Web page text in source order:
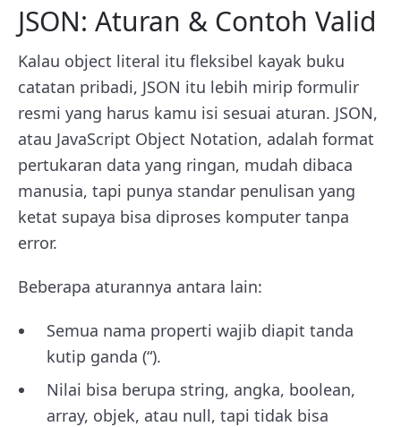
JSON: Aturan & Contoh Valid
Kalau object literal itu fleksibel kayak buku
catatan pribadi, JSON itu lebih mirip formulir
resmi yang harus kamu isi sesuai aturan. JSON,
atau JavaScript Object Notation, adalah format
pertukaran data yang ringan, mudah dibaca
manusia, tapi punya standar penulisan yang
ketat supaya bisa diproses komputer tanpa
error.
Beberapa aturannya antara lain:
Semua nama properti wajib diapit tanda
kutip ganda (“).
Nilai bisa berupa string, angka, boolean,
array, objek, atau null, tapi tidak bisa